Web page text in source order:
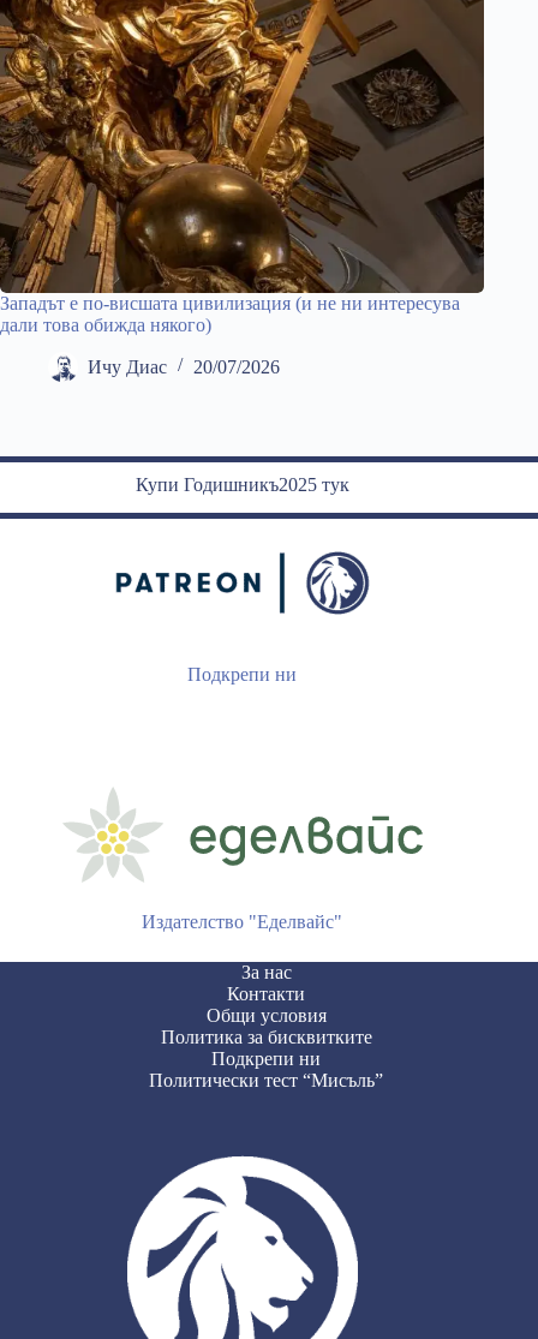
Западът е по-висшата цивилизация (и не ни интересува
дали това обижда някого)
Ичу Диас 20/07/2026
Купи Годишникъ2025 тук
Подкрепи ни
Издателство "Еделвайс"
За нас
Контакти
Общи условия
Политика за бисквитките
Подкрепи ни
Политически тест “Мисъль”